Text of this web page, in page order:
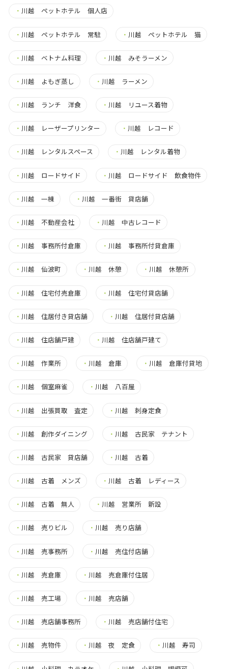
・ 川越 ペットホテル 個人店
・ 川越 ペットホテル 常駐 ・ 川越 ペットホテル 猫
・ 川越 ベトナム料理 ・ 川越 みそラーメン
・ 川越 よもぎ蒸し ・ 川越 ラーメン
・ 川越 ランチ 洋食 ・ 川越 リユース着物
・ 川越 レーザープリンター ・ 川越 レコード
・ 川越 レンタルスペース ・ 川越 レンタル着物
・ 川越 ロードサイド ・ 川越 ロードサイド 飲食物件
・ 川越 一棟 ・ 川越 一番街 貸店舗
・ 川越 不動産会社 ・ 川越 中古レコード
・ 川越 事務所付倉庫 ・ 川越 事務所付貸倉庫
・ 川越 仙波町 ・ 川越 休憩 ・ 川越 休憩所
・ 川越 住宅付売倉庫 ・ 川越 住宅付貸店舗
・ 川越 住居付き貸店舗 ・ 川越 住居付貸店舗
・ 川越 住店舗戸建 ・ 川越 住店舗戸建て
・ 川越 作業所 ・ 川越 倉庫 ・ 川越 倉庫付貸地
・ 川越 個室麻雀 ・ 川越 八百屋
・ 川越 出張買取 査定 ・ 川越 刺身定食
・ 川越 創作ダイニング ・ 川越 古民家 テナント
・ 川越 古民家 貸店舗 ・ 川越 古着
・ 川越 古着 メンズ ・ 川越 古着 レディース
・ 川越 古着 無人 ・ 川越 営業所 新設
・ 川越 売りビル ・ 川越 売り店舗
・ 川越 売事務所 ・ 川越 売住付店舗
・ 川越 売倉庫 ・ 川越 売倉庫付住居
・ 川越 売工場 ・ 川越 売店舗
・ 川越 売店舗事務所 ・ 川越 売店舗付住宅
・ 川越 売物件 ・ 川越 夜 定食 ・ 川越 寿司